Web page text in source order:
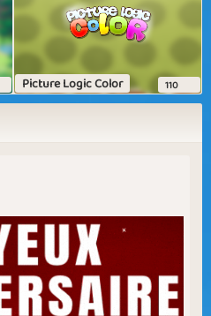
Picture Logic Color 110